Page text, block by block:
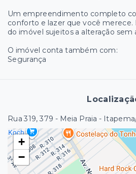
Um empreendimento completo
conforto e lazer que você merece.
do imóvel sujeitos a alteração sem
O imóvel conta também com:
Segurança
Rua 319, 379 - Meia Praia -
+
−